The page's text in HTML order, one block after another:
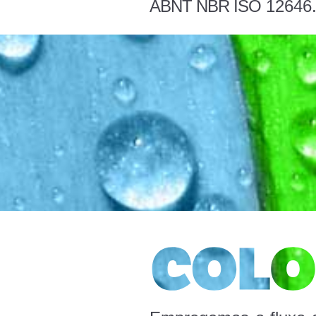
ABNT NBR ISO 12646.